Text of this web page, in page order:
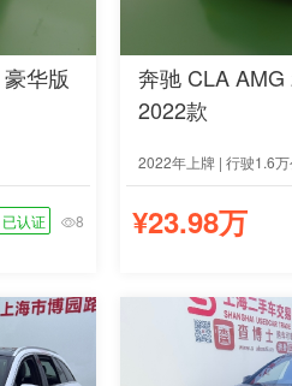
华版
已认证 8
奔驰 CLA
2022款
2022年上牌 | 行驶1.6
¥23.98万